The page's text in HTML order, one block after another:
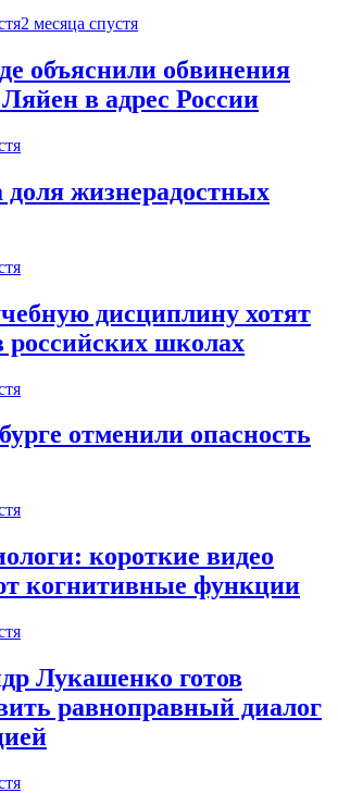
2 месяца спустя
объяснили обвинения
в адрес России
доля жизнерадостных
дисциплину хотят
российских школах
отменили опасность
короткие видео
когнитивные функции
Лукашенко готов
равноправный диалог